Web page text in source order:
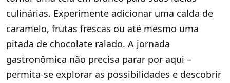
culinárias. Experimente adicionar uma calda de
caramelo, frutas frescas ou até mesmo uma
pitada de chocolate ralado. A jornada
gastronômica não precisa parar por aqui –
permita-se explorar as possibilidades e descobrir